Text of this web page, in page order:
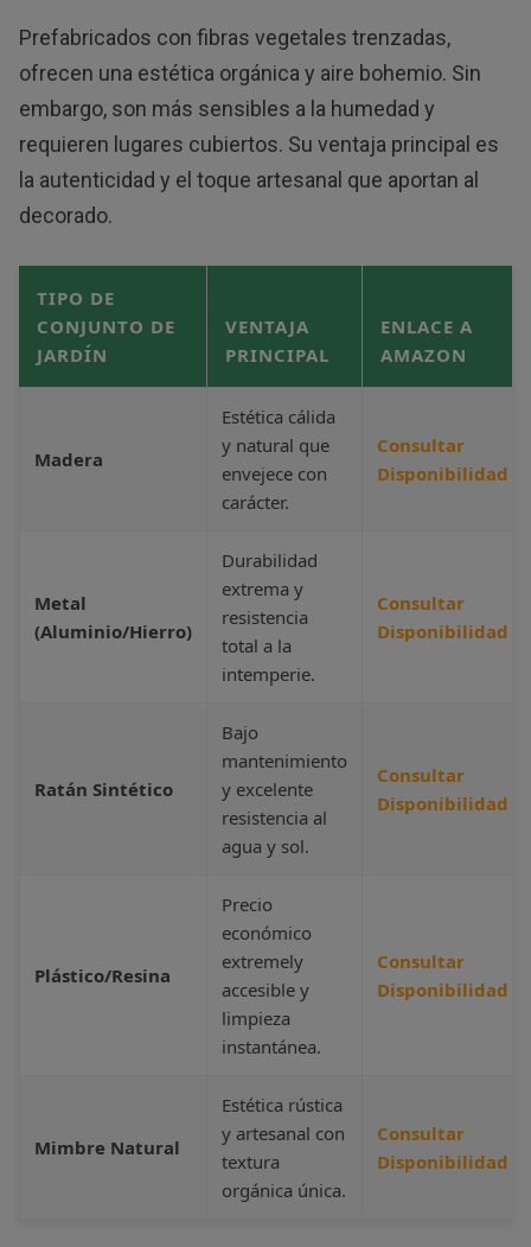
Prefabricados con fibras vegetales trenzadas,
ofrecen una estética orgánica y aire bohemio. Sin
embargo, son más sensibles a la humedad y
requieren lugares cubiertos. Su ventaja principal es
la autenticidad y el toque artesanal que aportan al
decorado.
TIPO DE
CONJUNTO DE
JARDÍN
VENTAJA
PRINCIPAL
ENLACE A
AMAZON
Madera
Estética cálida
y natural que
envejece con
carácter.
Consultar
Disponibilidad
Metal
(Aluminio/Hierro)
Durabilidad
extrema y
resistencia
total a la
intemperie.
Consultar
Disponibilidad
Ratán Sintético
Bajo
mantenimiento
y excelente
resistencia al
agua y sol.
Consultar
Disponibilidad
Plástico/Resina
Precio
económico
extremely
accesible y
limpieza
instantánea.
Consultar
Disponibilidad
Mimbre Natural
Estética rústica
y artesanal con
textura
orgánica única.
Consultar
Disponibilidad